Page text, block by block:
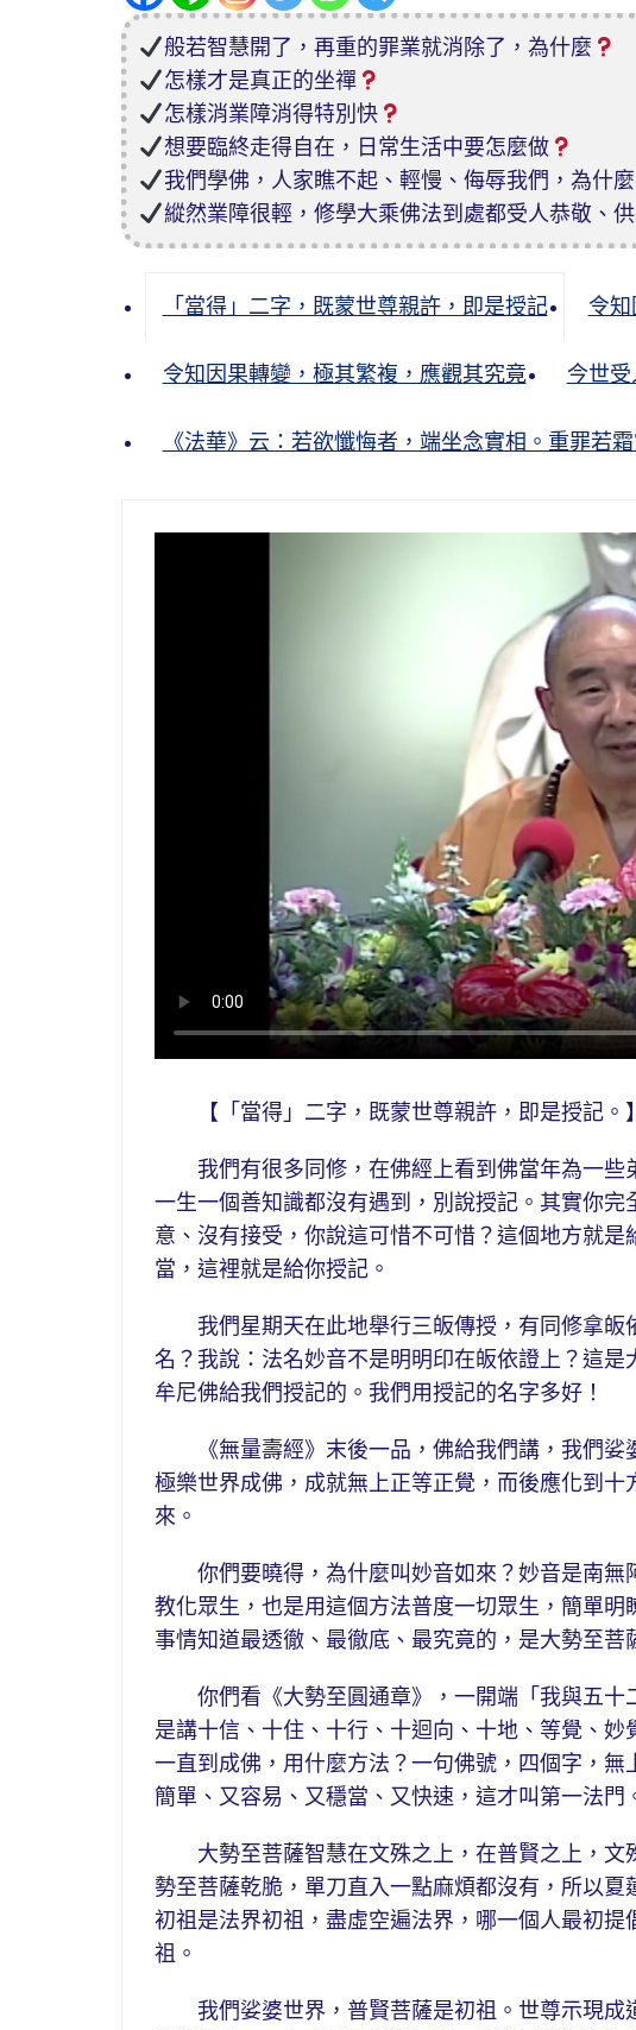
般若智慧開了，再重的罪業就消除了，為什麼
怎樣才是真正的坐禪
怎樣消業障消得特別快
想要臨終走得自在，日常生活中要怎麼做
我們學佛，人家瞧不起、輕慢、侮辱我們，為什
縱然業障很輕，修學大乘佛法到處都受人恭敬、
「當得」二字，既蒙世尊親許，即是授記 令
令知因果轉變，極其繁複，應觀其究竟 今世
《法華》云：若欲懺悔者，端坐念實相。重罪若
【「當得」二字，既蒙世尊親許，即是授記。】
我們有很多同修，在佛經上看到佛當年為一些
一生一個善知識都沒有遇到，別說授記。其實你
意、沒有接受，你說這可惜不可惜？這個地方就
當，這裡就是給你授記。
我們星期天在此地舉行三皈傳授，有同修拿皈
名？我說：法名妙音不是明明印在皈依證上？這
牟尼佛給我們授記的。我們用授記的名字多好！
《無量壽經》末後一品，佛給我們講，我們娑
極樂世界成佛，成就無上正等正覺，而後應化到
來。
你們要曉得，為什麼叫妙音如來？妙音是南無
教化眾生，也是用這個方法普度一切眾生，簡單
事情知道最透徹、最徹底、最究竟的，是大勢至菩
你們看《大勢至圓通章》，一開端「我與五十
是講十信、十住、十行、十迴向、十地、等覺、
一直到成佛，用什麼方法？一句佛號，四個字，
簡單、又容易、又穩當、又快速，這才叫第一法門
大勢至菩薩智慧在文殊之上，在普賢之上，文
勢至菩薩乾脆，單刀直入一點麻煩都沒有，所以
初祖是法界初祖，盡虛空遍法界，哪一個人最初
祖。
我們娑婆世界，普賢菩薩是初祖。世尊示現成